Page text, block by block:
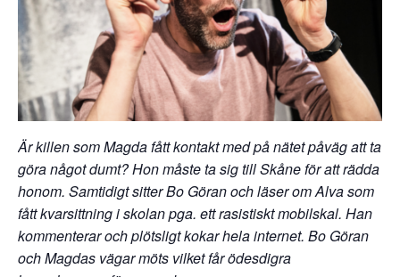
Är killen som Magda fått kontakt med på nätet påväg att ta
göra något dumt? Hon måste ta sig till Skåne för att rädda
honom. Samtidigt sitter Bo Göran och läser om Alva som
fått kvarsittning i skolan pga. ett rasistiskt mobilskal. Han
kommenterar och plötsligt kokar hela internet. Bo Göran
och Magdas vägar möts vilket får ödesdigra